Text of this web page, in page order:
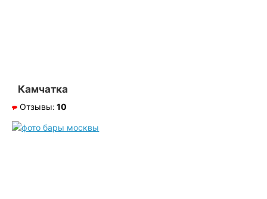
Камчатка
Отзывы: 10